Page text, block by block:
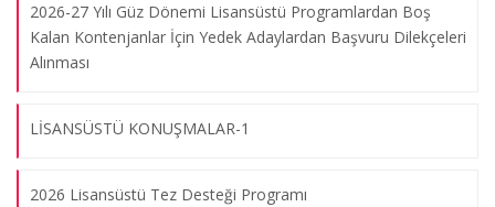
2026-27 Yılı Güz Dönemi Lisansüstü Programlardan Boş
Kalan Kontenjanlar İçin Yedek Adaylardan Başvuru Dilekçeleri
Alınması
LİSANSÜSTÜ KONUŞMALAR-1
2026 Lisansüstü Tez Desteği Programı